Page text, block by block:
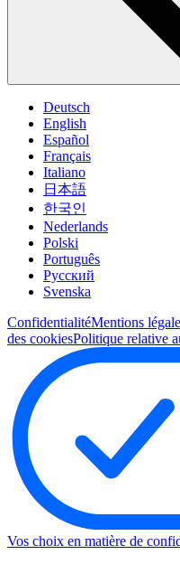
Deutsch
English
Español
Français
Italiano
日本語
한국인
Nederlands
Polski
Português
Pусский
Svenska
ConfidentialitéMentions
des cookiesPolitique relative
Vos choix en matière de